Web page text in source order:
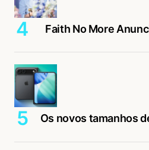
Faith No More
Os novos tamanhos